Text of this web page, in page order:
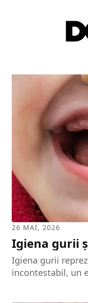
26 MAI, 2026
Igiena gurii
Igiena gurii
incontestabil, un